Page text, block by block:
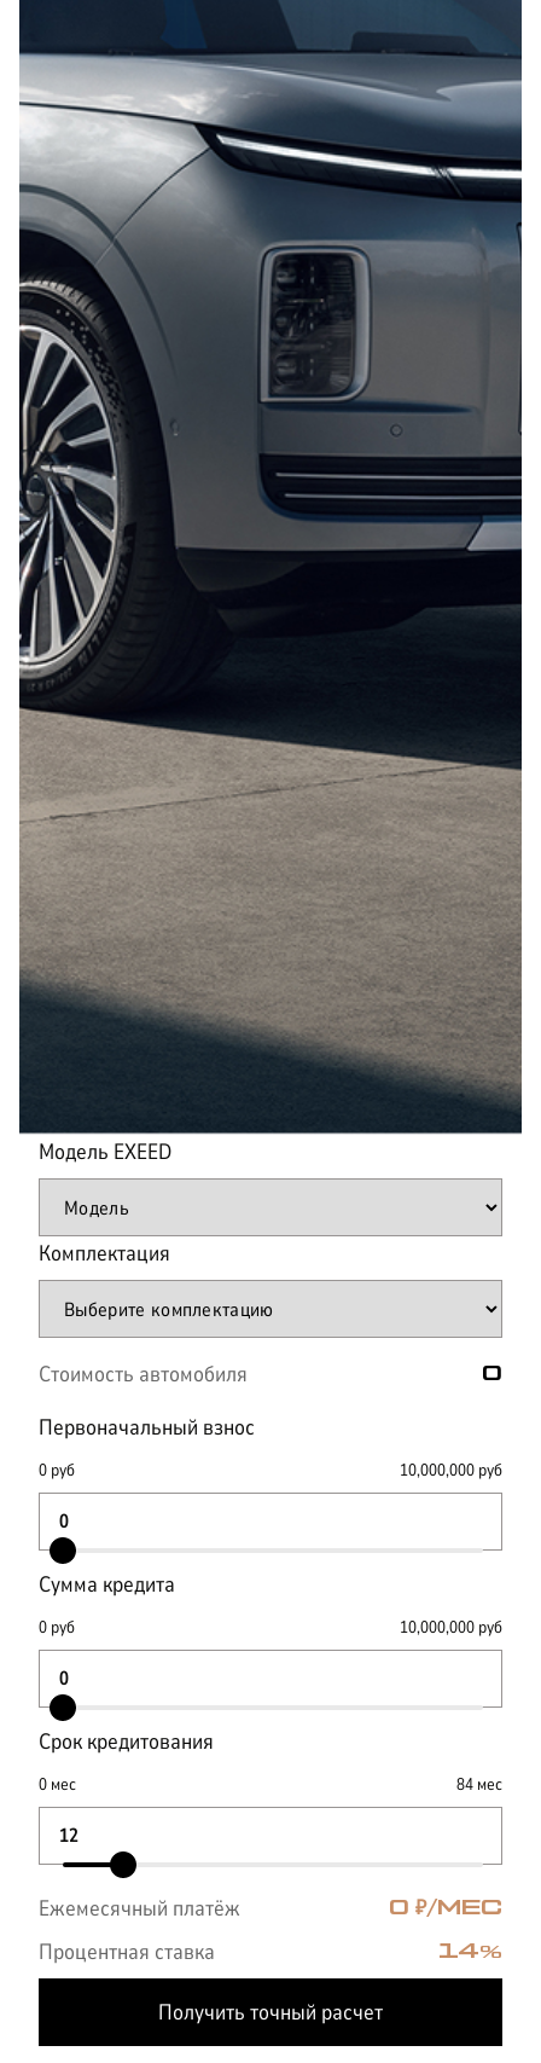
Отправить
Нажимая кнопку “Отправить”, я соглашаюсь на
персональных данных
Модель EXEED
Комплектация
Стоимость автомобиля 0
Первоначальный взнос
0 руб 10,000,000 руб
Сумма кредита
0 руб 10,000,000 руб
Срок кредитования
0 мес 84 мес
Ежемесячный платёж 0 ₽/МЕС
Процентная ставка 14%
Получить точный расчет